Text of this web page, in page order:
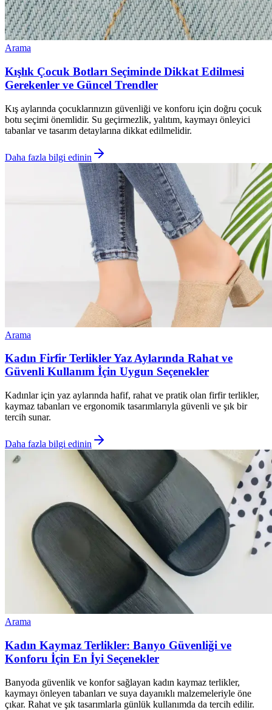
Arama
Kışlık Çocuk Botları Seçiminde Dikkat Edilmesi
Gerekenler ve Güncel Trendler
Kış aylarında çocuklarınızın güvenliği ve konforu için doğru çocuk
botu seçimi önemlidir. Su geçirmezlik, yalıtım, kaymayı önleyici
tabanlar ve tasarım detaylarına dikkat edilmelidir.
Daha fazla bilgi edinin
Arama
Kadın Firfir Terlikler Yaz Aylarında Rahat ve
Güvenli Kullanım İçin Uygun Seçenekler
Kadınlar için yaz aylarında hafif, rahat ve pratik olan firfir terlikler,
kaymaz tabanları ve ergonomik tasarımlarıyla güvenli ve şık bir
tercih sunar.
Daha fazla bilgi edinin
Arama
Kadın Kaymaz Terlikler: Banyo Güvenliği ve
Konforu İçin En İyi Seçenekler
Banyoda güvenlik ve konfor sağlayan kadın kaymaz terlikler,
kaymayı önleyen tabanları ve suya dayanıklı malzemeleriyle öne
çıkar. Rahat ve şık tasarımlarla günlük kullanımda da tercih edilir.